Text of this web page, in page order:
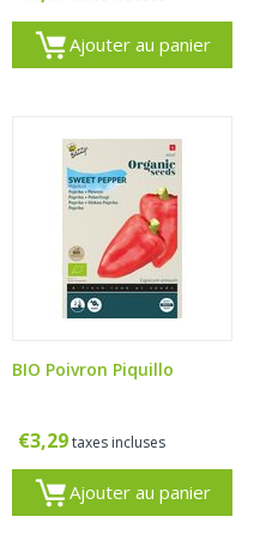
Ajouter au panier
BIO Poivron Piquillo
€3,29 taxes incluses
Ajouter au panier